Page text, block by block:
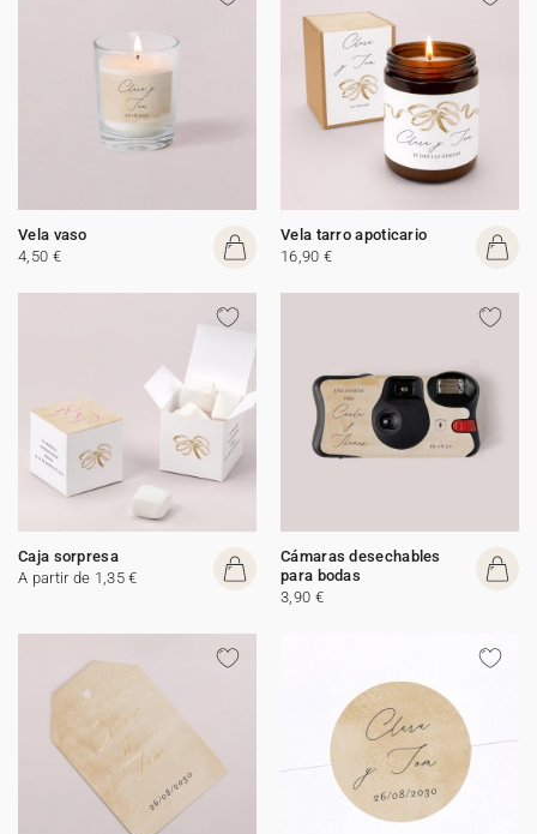
Vela vaso
4,50 €
Vela tarro apoticario
16,90 €
Caja sorpresa
A partir de 1,35 €
Cámaras desechables
para bodas
3,90 €